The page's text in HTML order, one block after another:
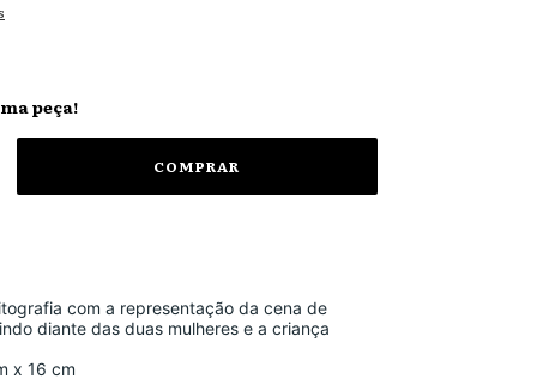
peça!
com a representação da cena de
diante das duas mulheres e a criança
x 16 cm